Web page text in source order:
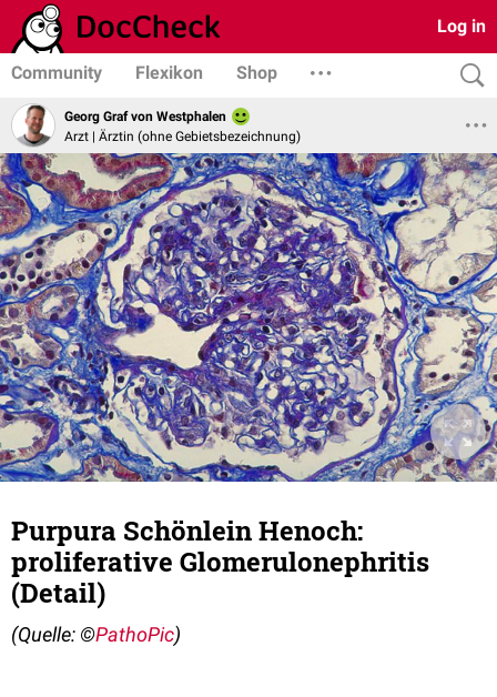
Log in
Community Flexikon Shop
Georg Graf von Westphalen
Arzt | Ärztin (ohne Gebietsbezeichnung)
Purpura Schönlein Henoch:
proliferative Glomerulonephritis
(Detail)
(Quelle: ©PathoPic)